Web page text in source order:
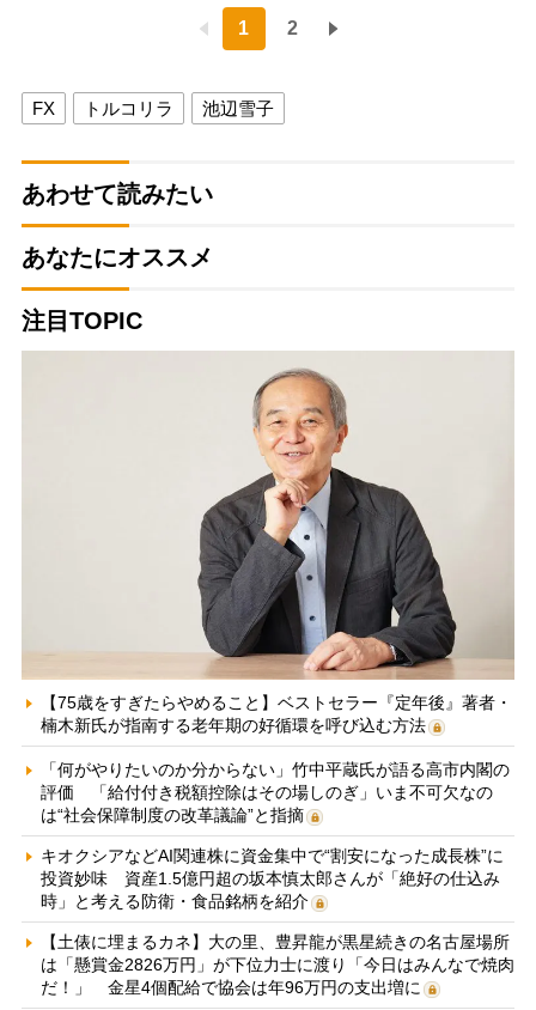
1 2
FX トルコリラ 池辺雪子
あわせて読みたい
あなたにオススメ
注目TOPIC
【75歳をすぎたらやめること】ベストセラー『定年後』著者・
楠木新氏が指南する老年期の好循環を呼び込む方法
「何がやりたいのか分からない」竹中平蔵氏が語る高市内閣の
評価 「給付付き税額控除はその場しのぎ」いま不可欠なの
は“社会保障制度の改革議論”と指摘
キオクシアなどAI関連株に資金集中で“割安になった成長株”に
投資妙味 資産1.5億円超の坂本慎太郎さんが「絶好の仕込み
時」と考える防衛・食品銘柄を紹介
【土俵に埋まるカネ】大の里、豊昇龍が黒星続きの名古屋場所
は「懸賞金2826万円」が下位力士に渡り「今日はみんなで焼肉
だ！」 金星4個配給で協会は年96万円の支出増に